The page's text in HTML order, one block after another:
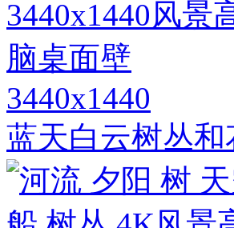
3440x1440
蓝天白云树丛和